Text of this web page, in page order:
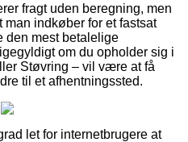
fragt uden beregning, men
indkøber for et fastsat
den mest betalelige
om du opholder sig i
Støvring – vil være at få
til et afhentningssted.
let for internetbrugere at